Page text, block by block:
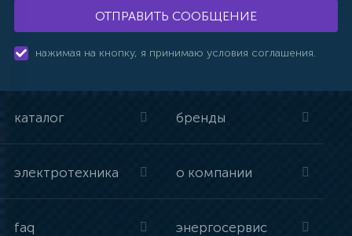
ОТПРАВИТЬ СООБЩЕНИЕ
нажимая на кнопку, я принимаю условия соглашения.
каталог бренды
электротехника о компании
faq энергосервис